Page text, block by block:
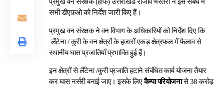
प्रमुख वन संरक्षक (हॉफ) उत्तराखंड राजीव भरतरी ने इस संबंध में
सभी डीएफ़ओ को निर्देश जारी किए हैं।
प्रमुख वन संरक्षक ने वन विभाग के अधिकारियों को निर्देश दिए कि
लैंटेना / कुरी के वन क्षेत्रों के हजारों एकड़ क्षेत्रफल में फैलाव से
स्थानीय घास प्रजातियाँ प्रभावित हुई हैं।
इन क्षेत्रों से लैंटेना /कुरी प्रजाति हटाने संबंधित कार्य योजना तैयार
कर घास नर्सरी बनाई जाए। इसके लिएकैम्पा परियोजनासे 38 करोड़